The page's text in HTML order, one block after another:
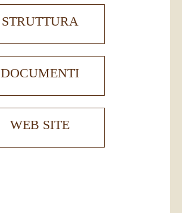
STRUTTURA
DOCUMENTI
WEB SITE